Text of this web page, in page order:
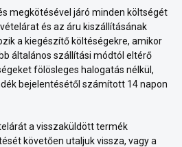
megkötésével járó minden költségét
és az áru kiszállításának
a kiegészítő költéségekre, amikor
általános szállítási módtól eltérő
fölösleges halogatás nélkül,
bejelentésétől számított 14 napon
a visszaküldött termék
követően utaljuk vissza, vagy a